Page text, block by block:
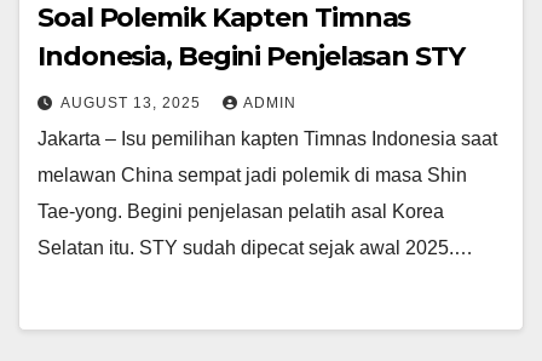
Soal Polemik Kapten Timnas
Indonesia, Begini Penjelasan STY
AUGUST 13, 2025 ADMIN
Jakarta – Isu pemilihan kapten Timnas Indonesia saat
melawan China sempat jadi polemik di masa Shin
Tae-yong. Begini penjelasan pelatih asal Korea
Selatan itu. STY sudah dipecat sejak awal 2025.…